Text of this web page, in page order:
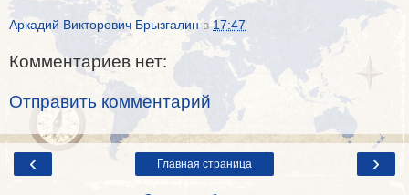
Аркадий Викторович Брызгалин в17:47
Комментариев нет:
Отправить комментарий
‹ ›
Главная страница